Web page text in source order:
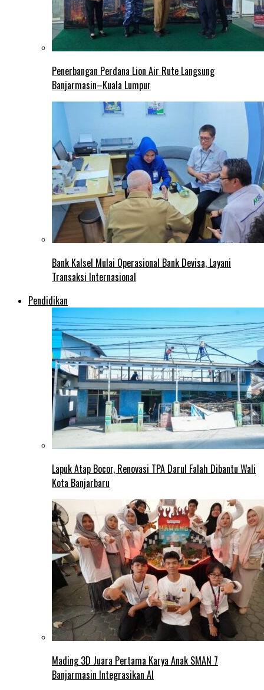
Penerbangan Perdana Lion Air Rute Langsung
Banjarmasin–Kuala Lumpur
Bank Kalsel Mulai Operasional Bank Devisa, Layani
Transaksi Internasional
Pendidikan
Lapuk Atap Bocor, Renovasi TPA Darul Falah Dibantu Wali
Kota Banjarbaru
Mading 3D Juara Pertama Karya Anak SMAN 7
Banjarmasin Integrasikan AI